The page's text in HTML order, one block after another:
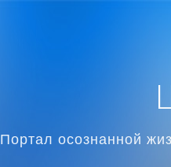
Портал осознанной